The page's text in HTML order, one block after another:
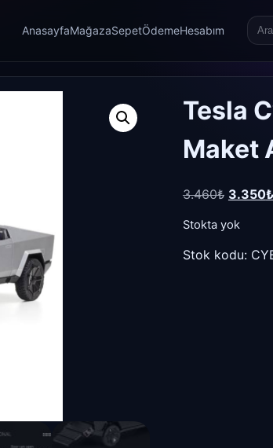
AnasayfaMağazaSepetÖdemeHesabım
for:
Tesla
Maket
3.460₺ Orijinal
3.460₺.
3.350₺
Stokta yok
Stok kodu: